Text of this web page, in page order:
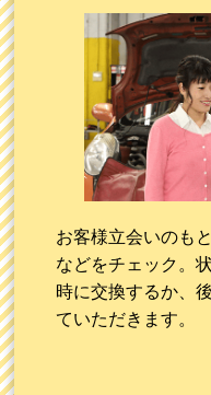
お客様立会いのも
などをチェック。
時に交換するか、
ていただきます。